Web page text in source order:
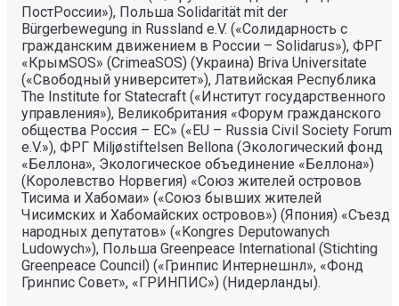
ПостРоссии»), Польша Solidarität mit der
Bürgerbewegung in Russland e.V. («Солидарность с
гражданским движением в России – Solidarus»), ФРГ
«КрымSOS» (CrimeaSOS) (Украина) Briva Universitate
(«Свободный университет»), Латвийская Республика
The Institute for Statecraft («Институт государственного
управления»), Великобритания «Форум гражданского
общества Россия – ЕС» («EU – Russia Civil Society Forum
e.V.»), ФРГ Miljøstiftelsen Bellona (Экологический фонд
«Беллона», Экологическое объединение «Беллона»)
(Королевство Норвегия) «Союз жителей островов
Тисима и Хабомаи» («Союз бывших жителей
Чисимских и Хабомайских островов») (Япония) «Съезд
народных депутатов» («Kongres Deputowanych
Ludowych»), Польша Greenpeace International (Stichting
Greenpeace Council) («Гринпис Интернешнл», «Фонд
Гринпис Совет», «ГРИНПИС») (Нидерланды).